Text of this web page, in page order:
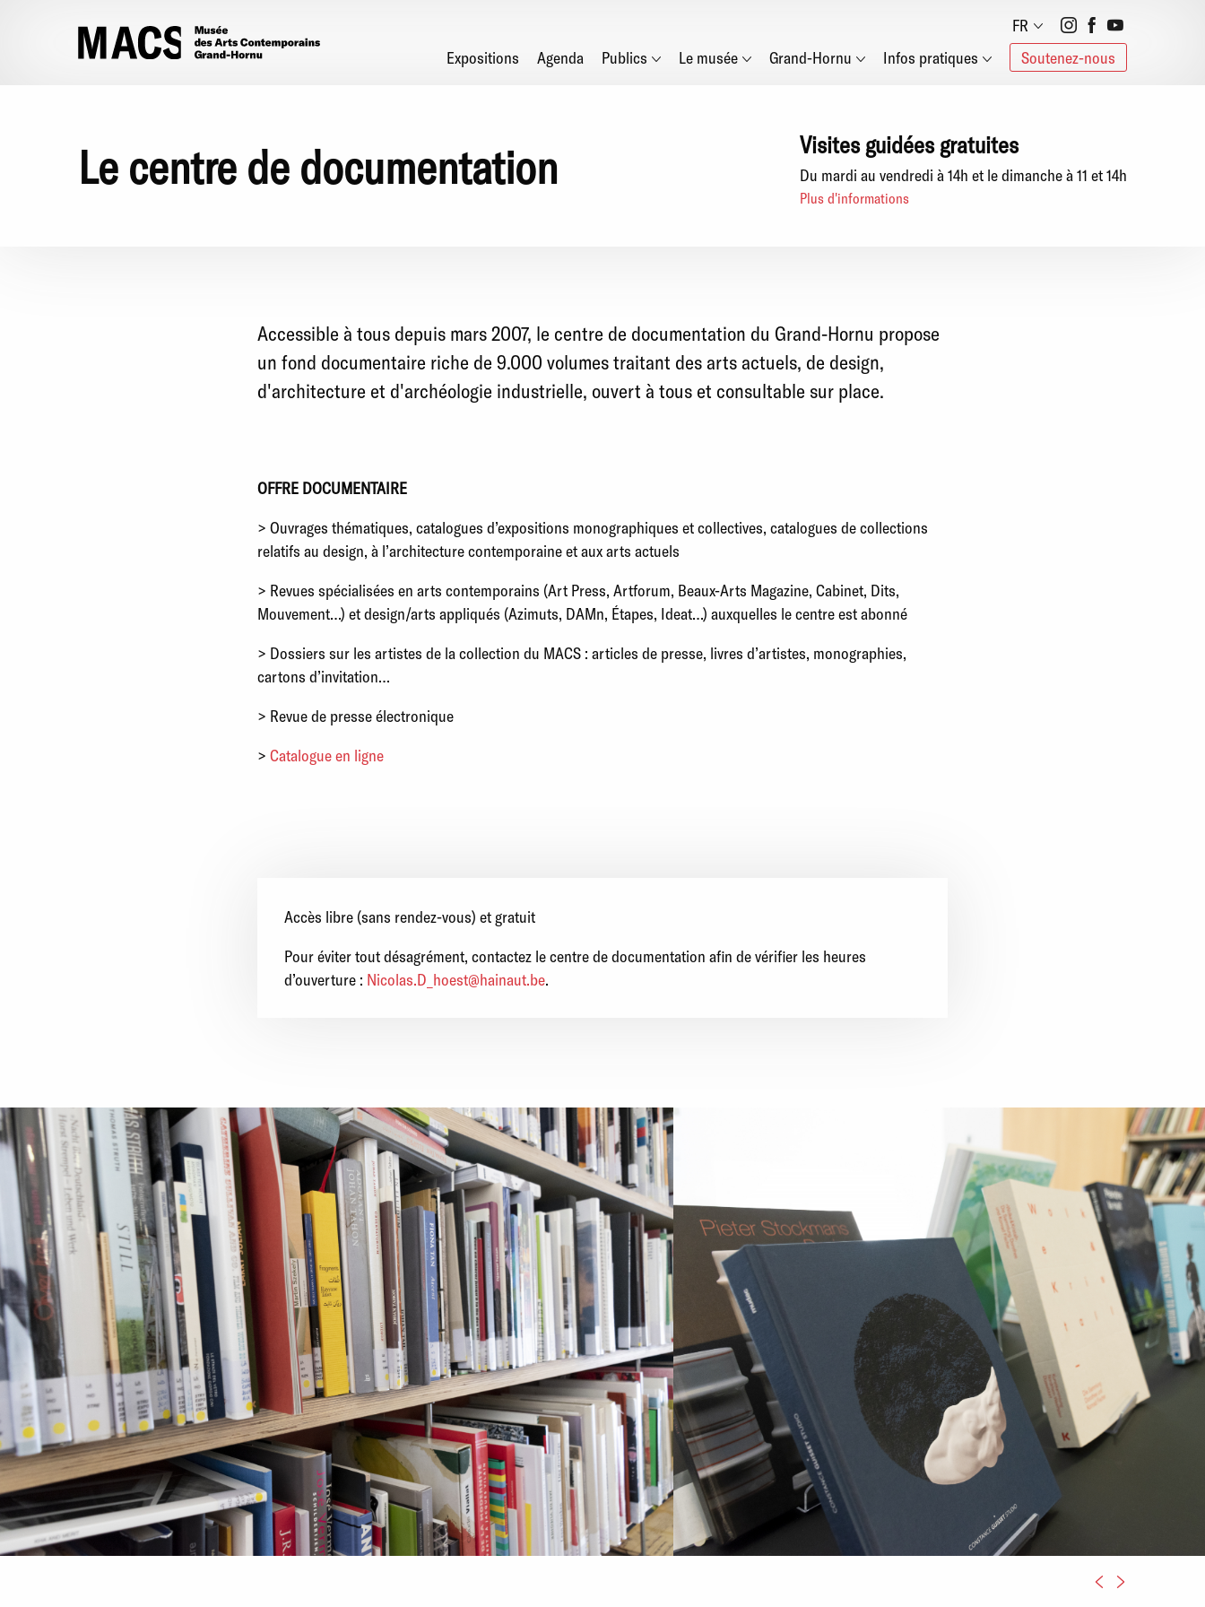
FR
Social
networks
Main
Expositions Agenda Publics Le musée Grand-Hornu Infos pratiques Soutenez-nous
Le centre de documentation Visites guidées gratuites
Du mardi au vendredi à 14h et le dimanche à 11 et 14h
Plus d'informations
Accessible à tous depuis mars 2007, le centre de documentation du Grand-Hornu propose
un fond documentaire riche de 9.000 volumes traitant des arts actuels, de design,
d'architecture et d'archéologie industrielle, ouvert à tous et consultable sur place.
OFFRE DOCUMENTAIRE
> Ouvrages thématiques, catalogues d’expositions monographiques et collectives, catalogues de collections
relatifs au design, à l’architecture contemporaine et aux arts actuels
> Revues spécialisées en arts contemporains (Art Press, Artforum, Beaux-Arts Magazine, Cabinet, Dits,
Mouvement…) et design/arts appliqués (Azimuts, DAMn, Étapes, Ideat…) auxquelles le centre est abonné
> Dossiers sur les artistes de la collection du MACS : articles de presse, livres d’artistes, monographies,
cartons d’invitation…
> Revue de presse électronique
> Catalogue en ligne
Accès libre (sans rendez-vous) et gratuit
Pour éviter tout désagrément, contactez le centre de documentation afin de vérifier les heures
d’ouverture : Nicolas.D_hoest@hainaut.be.